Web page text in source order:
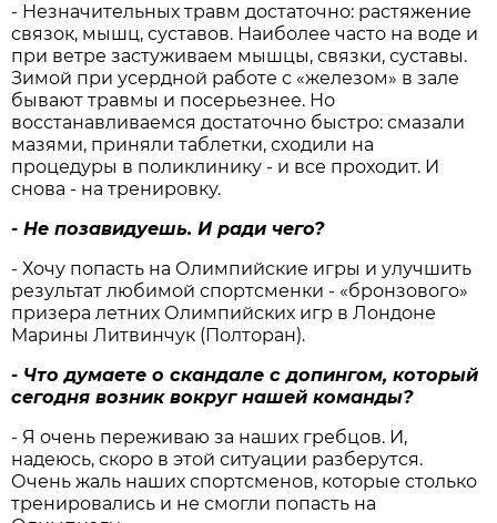
- Незначительных травм достаточно: растяжение
связок, мышц, суставов. Наиболее часто на воде и
при ветре застуживаем мышцы, связки, суставы.
Зимой при усердной работе с «железом» в зале
бывают травмы и посерьезнее. Но
восстанавливаемся достаточно быстро: смазали
мазями, приняли таблетки, сходили на
процедуры в поликлинику - и все проходит. И
снова - на тренировку.
- Не позавидуешь. И ради чего?
- Хочу попасть на Олимпийские игры и улучшить
результат любимой спортсменки - «бронзового»
призера летних Олимпийских игр в Лондоне
Марины Литвинчук (Полторан).
- Что думаете о скандале с допингом, который
сегодня возник вокруг нашей команды?
- Я очень переживаю за наших гребцов. И,
надеюсь, скоро в этой ситуации разберутся.
Очень жаль наших спортсменов, которые столько
тренировались и не смогли попасть на